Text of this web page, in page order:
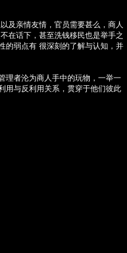
及亲情友情，官员需要甚么，商人
在话下，甚至洗钱移民也是举手之
的弱点有 很深刻的了解与认知，并
理者沦为商人手中的玩物，一举一
用与反利用关系，贯穿于他们彼此